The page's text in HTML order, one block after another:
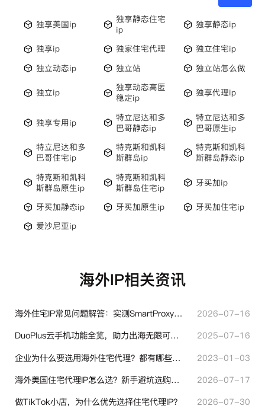
独享美国ip
独享静态住宅
ip
独享静态ip
独享ip 独家住宅代理
独立住宅ip
独立动态ip
独立站 独立站怎么做
独立ip
独享动态高匿
稳定ip
独享代理ip
独享专用ip
特立尼达和多
巴哥静态ip
特立尼达和多
巴哥原生ip
特立尼达和多
巴哥住宅ip
特克斯和凯科
斯群岛ip
特克斯和凯科
斯群岛静态ip
特克斯和凯科
斯群岛原生ip
特克斯和凯科
斯群岛住宅ip
牙买加ip
牙买加静态ip 牙买加原生ip
牙买加住宅ip
爱沙尼亚ip
海外IP相关资讯
海外住宅IP常见问题解答：实测SmartProxy使用经验分享
2026-07-16
DuoPlus云手机功能全览，助力出海无限可能！
2025-07-16
企业为什么要选用海外住宅代理？都有哪些帮助？
2023-01-03
海外美国住宅代理IP怎么选？新手避坑选购指南
2026-07-17
做TikTok小店，为什么优先选择住宅代理IP？
2026-07-30